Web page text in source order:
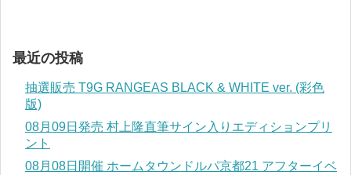
最近の投稿
抽選販売 T9G RANGEAS BLACK & WHITE ver. (彩色
版)
08月09日発売 村上隆直筆サイン入りエディションプリ
ント
08月08日開催 ホームタウンドルパ京都21 アフターイベ